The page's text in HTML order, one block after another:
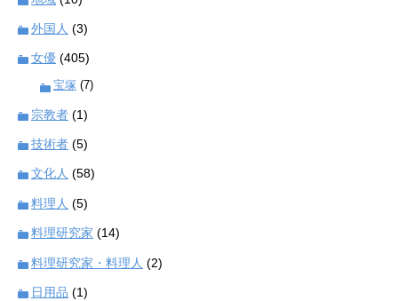
外国人 (3)
女優 (405)
宝塚 (7)
宗教者 (1)
技術者 (5)
文化人 (58)
料理人 (5)
料理研究家 (14)
料理研究家・料理人 (2)
日用品 (1)